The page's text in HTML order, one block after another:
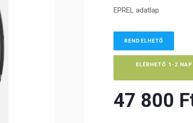
EPREL adatlap
RENDELHETŐ
ELÉRHETŐ 1-2
47 800